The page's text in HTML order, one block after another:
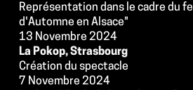
Représentation dans le cadre du
d'Automne en Alsace"
13 Novembre 2024
La Pokop, Strasbourg
Création du spectacle
7 Novembre 2024